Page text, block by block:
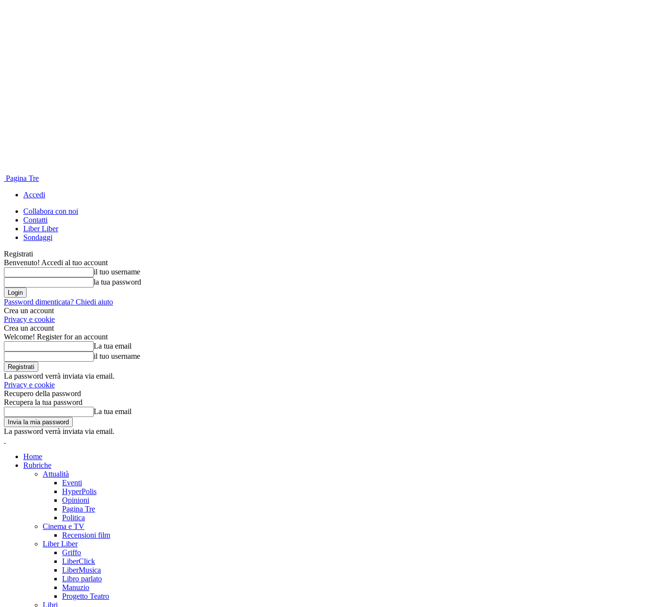
Pagina Tre
Accedi
Collabora con noi
Contatti
Liber Liber
Sondaggi
Registrati
Benvenuto! Accedi al tuo account
il tuo username
la tua password
Password dimenticata? Chiedi aiuto
Crea un account
Privacy e cookie
Crea un account
Welcome! Register for an account
La tua email
il tuo username
La password verrà inviata via email.
Privacy e cookie
Recupero della password
Recupera la tua password
La tua email
La password verrà inviata via email.
Home
Rubriche
Attualità
Eventi
HyperPolis
Opinioni
Pagina Tre
Politica
Cinema e TV
Recensioni film
Liber Liber
Griffo
LiberClick
LiberMusica
Libro parlato
Manuzio
Progetto Teatro
Libri